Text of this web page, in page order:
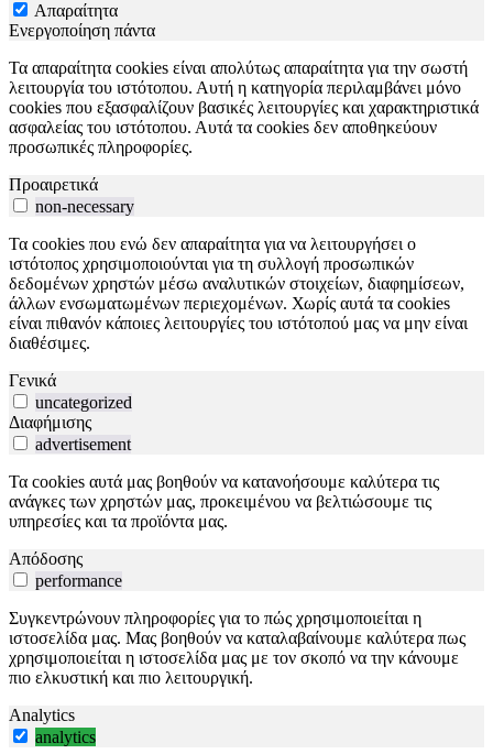
Απαραίτητα
Ενεργοποίηση πάντα
Τα απαραίτητα cookies είναι απολύτως απαραίτητα για την σωστή
λειτουργία του ιστότοπου. Αυτή η κατηγορία περιλαμβάνει μόνο
cookies που εξασφαλίζουν βασικές λειτουργίες και χαρακτηριστικά
ασφαλείας του ιστότοπου. Αυτά τα cookies δεν αποθηκεύουν
προσωπικές πληροφορίες.
Προαιρετικά
non-necessary
Τα cookies που ενώ δεν απαραίτητα για να λειτουργήσει ο
ιστότοπος χρησιμοποιούνται για τη συλλογή προσωπικών
δεδομένων χρηστών μέσω αναλυτικών στοιχείων, διαφημίσεων,
άλλων ενσωματωμένων περιεχομένων. Χωρίς αυτά τα cookies
είναι πιθανόν κάποιες λειτουργίες του ιστότοπού μας να μην είναι
διαθέσιμες.
Γενικά
uncategorized
Διαφήμισης
advertisement
Τα cookies αυτά μας βοηθούν να κατανοήσουμε καλύτερα τις
ανάγκες των χρηστών μας, προκειμένου να βελτιώσουμε τις
υπηρεσίες και τα προϊόντα μας.
Απόδοσης
performance
Συγκεντρώνουν πληροφορίες για το πώς χρησιμοποιείται η
ιστοσελίδα μας. Μας βοηθούν να καταλαβαίνουμε καλύτερα πως
χρησιμοποιείται η ιστοσελίδα μας με τον σκοπό να την κάνουμε
πιο ελκυστική και πιο λειτουργική.
Analytics
analytics